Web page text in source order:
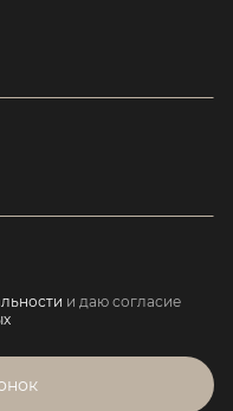
и даю согласие